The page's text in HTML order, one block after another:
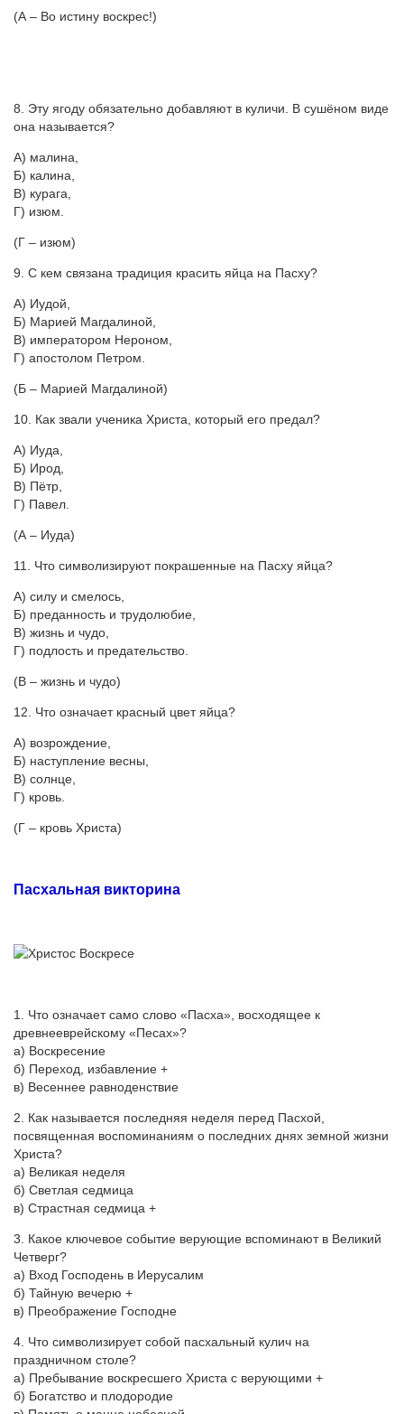
(А – Во истину воскрес!)
8. Эту ягоду обязательно добавляют в куличи. В сушёном виде
она называется?
А) малина,
Б) калина,
В) курага,
Г) изюм.
(Г – изюм)
9. С кем связана традиция красить яйца на Пасху?
А) Иудой,
Б) Марией Магдалиной,
В) императором Нероном,
Г) апостолом Петром.
(Б – Марией Магдалиной)
10. Как звали ученика Христа, который его предал?
А) Иуда,
Б) Ирод,
В) Пётр,
Г) Павел.
(А – Иуда)
11. Что символизируют покрашенные на Пасху яйца?
А) силу и смелось,
Б) преданность и трудолюбие,
В) жизнь и чудо,
Г) подлость и предательство.
(В – жизнь и чудо)
12. Что означает красный цвет яйца?
А) возрождение,
Б) наступление весны,
В) солнце,
Г) кровь.
(Г – кровь Христа)
Пасхальная викторина
1. Что означает само слово «Пасха», восходящее к
древнееврейскому «Песах»?
а) Воскресение
б) Переход, избавление +
в) Весеннее равноденствие
2. Как называется последняя неделя перед Пасхой,
посвященная воспоминаниям о последних днях земной жизни
Христа?
а) Великая неделя
б) Светлая седмица
в) Страстная седмица +
3. Какое ключевое событие верующие вспоминают в Великий
Четверг?
а) Вход Господень в Иерусалим
б) Тайную вечерю +
в) Преображение Господне
4. Что символизирует собой пасхальный кулич на
праздничном столе?
а) Пребывание воскресшего Христа с верующими +
б) Богатство и плодородие